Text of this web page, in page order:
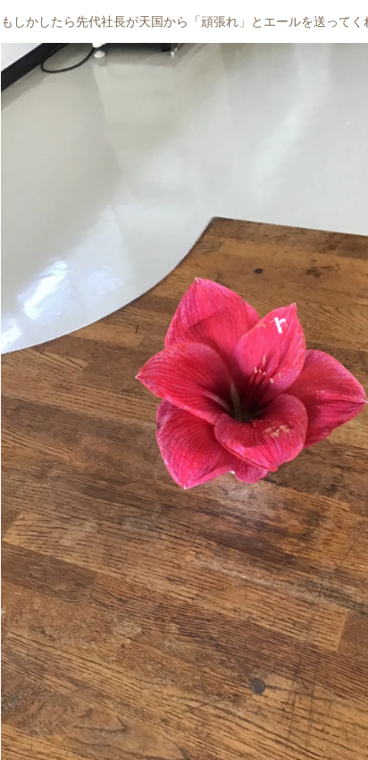
もしかしたら先代社長が天国から「頑張れ」とエールを送ってく